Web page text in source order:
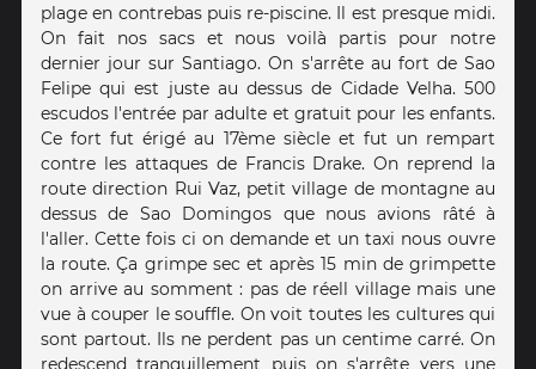
plage en contrebas puis re-piscine. Il est presque midi.
On fait nos sacs et nous voilà partis pour notre
dernier jour sur Santiago. On s'arrête au fort de Sao
Felipe qui est juste au dessus de Cidade Velha. 500
escudos l'entrée par adulte et gratuit pour les enfants.
Ce fort fut érigé au 17ème siècle et fut un rempart
contre les attaques de Francis Drake. On reprend la
route direction Rui Vaz, petit village de montagne au
dessus de Sao Domingos que nous avions râté à
l'aller. Cette fois ci on demande et un taxi nous ouvre
la route. Ça grimpe sec et après 15 min de grimpette
on arrive au somment : pas de réell village mais une
vue à couper le souffle. On voit toutes les cultures qui
sont partout. Ils ne perdent pas un centime carré. On
redescend tranquillement puis on s'arrête vers une